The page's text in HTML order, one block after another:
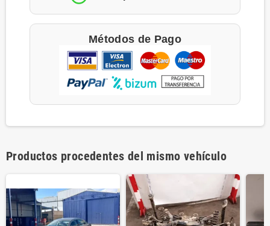
Métodos de Pago
Productos procedentes del mismo vehículo